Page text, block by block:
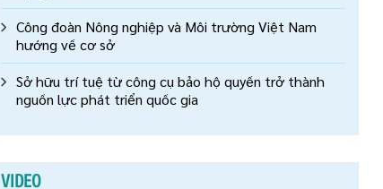
Công đoàn Nông nghiệp và Môi trường Việt Nam
hướng về cơ sở
Sở hữu trí tuệ từ công cụ bảo hộ quyền trở thành
nguồn lực phát triển quốc gia
VIDEO